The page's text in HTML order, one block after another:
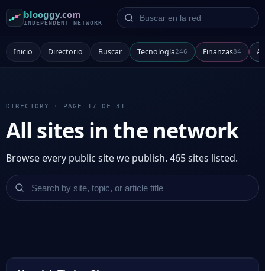
blooggy.com
INDEPENDENT NETWORK
Buscar en la red
Inicio Directorio Buscar Tecnología246 Finanzas84
DIRECTORY · PAGE 17 OF 31
All sites in the network
Browse every public site we publish. 465 sites listed.